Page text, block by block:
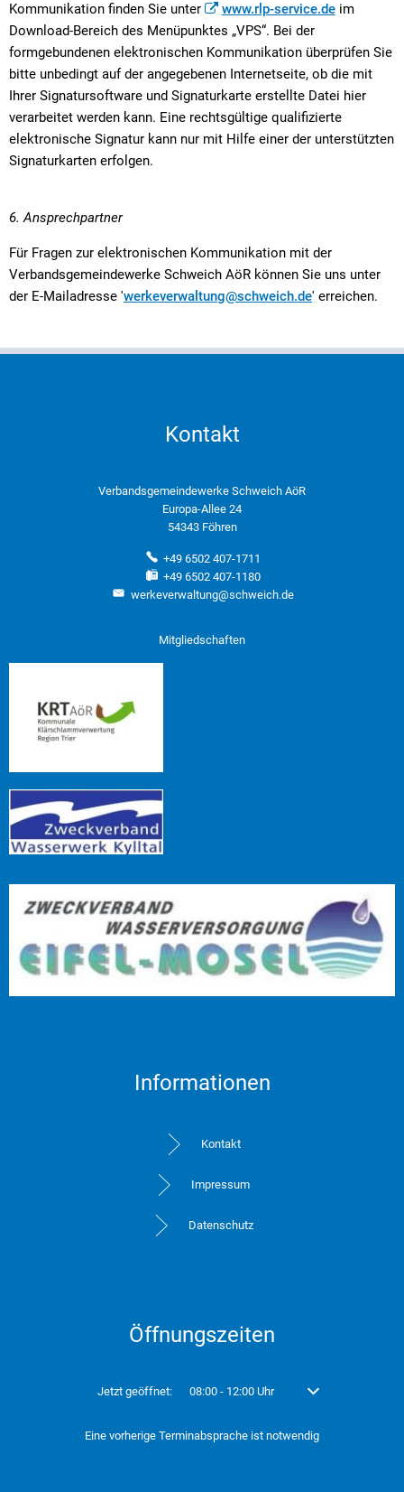
Kommunikation finden Sie unter
www.rlp-service.deim
Download-Bereich des Menüpunktes „VPS“. Bei der
formgebundenen elektronischen Kommunikation überprüfen Sie
bitte unbedingt auf der angegebenen Internetseite, ob die mit
Ihrer Signatursoftware und Signaturkarte erstellte Datei hier
verarbeitet werden kann. Eine rechtsgültige qualifizierte
elektronische Signatur kann nur mit Hilfe einer der unterstützten
Signaturkarten erfolgen.
6. Ansprechpartner
Für Fragen zur elektronischen Kommunikation mit der
Verbandsgemeindewerke Schweich AöR können Sie uns unter
der E-Mailadresse 'werkeverwaltung@schweich.de' erreichen.
Kontakt
Verbandsgemeindewerke Schweich AöR
Europa-Allee 24
54343 Föhren
+49 6502 407-1711
+49 6502 407-1180
werkeverwaltung@schweich.de
Mitgliedschaften
Informationen
Kontakt
Impressum
Datenschutz
Öffnungszeiten
Klicken, um weitere Öffnungs- oder Schließzeiten
Jetzt geöffnet: 08:00- 12:00Uhr Von 08:00 bis 12:00
Eine vorherige Terminabsprache ist notwendig